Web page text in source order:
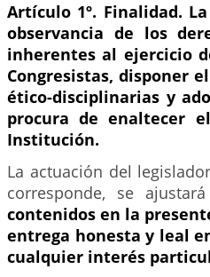
Artículo 1º. Finalidad.
observancia de los
inherentes al ejercicio
Congresistas, disponer
ético-disciplinarias y
procura de enaltecer
Institución.
La actuación del
corresponde, se
contenidos en la
entrega honesta y leal
cualquier interés